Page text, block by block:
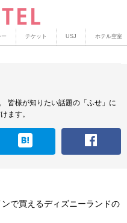
ー チケット USJ ホテル空室
皆様が知りたい話題の「ふせ」に
ます。
で買えるディズニーランドの